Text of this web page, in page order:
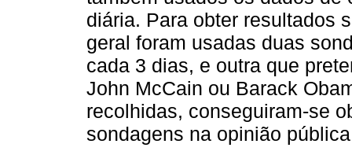
diária. Para obter resultados
geral foram usadas duas
cada 3 dias, e outra que
John McCain ou Barack
recolhidas, conseguiram-se
sondagens na opinião